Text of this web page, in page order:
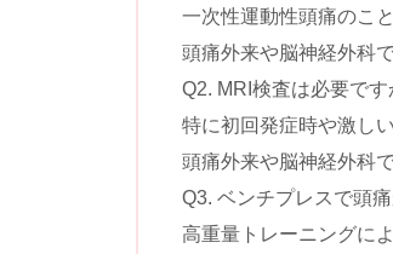
一次性運動性頭痛のこ
頭痛外来や脳神経外科
Q2. MRI検査は必要です
特に初回発症時や激し
頭痛外来や脳神経外科
Q3. ベンチプレスで頭
高重量トレーニングに